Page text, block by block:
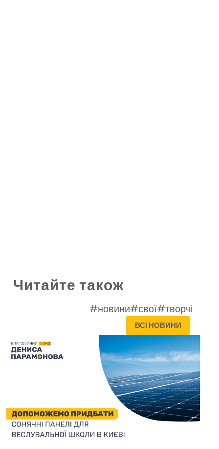
Читайте також
#новини#свої#творчі
ВСІ НОВИНИ